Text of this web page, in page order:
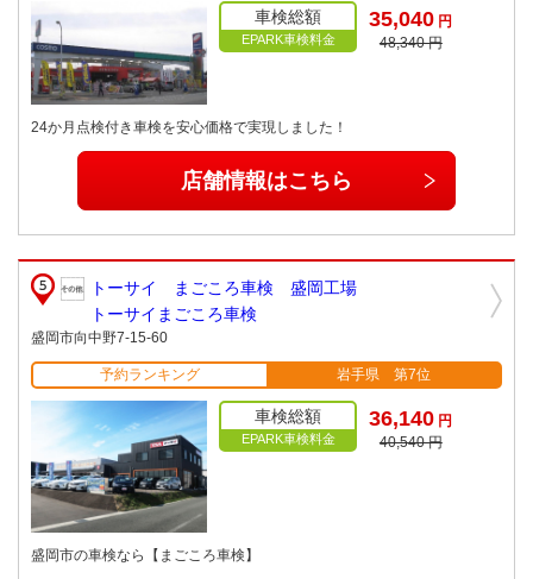
車検総額
EPARK車検料金
35,040 円
48,340 円
24か月点検付き車検を安心価格で実現しました！
店舗情報はこちら
トーサイ まごころ車検 盛岡工場
トーサイまごころ車検
盛岡市向中野7-15-60
予約ランキング 岩手県 第7位
車検総額
EPARK車検料金
36,140 円
40,540 円
盛岡市の車検なら【まごころ車検】